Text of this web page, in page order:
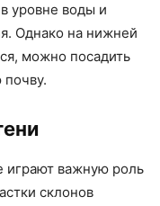
уровне воды и
Однако на нижней
можно посадить
играют важную роль
склонов